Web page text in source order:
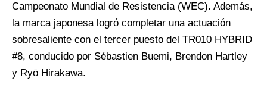
Campeonato Mundial de Resistencia (WEC). Además,
la marca japonesa logró completar una actuación
sobresaliente con el tercer puesto del TR010 HYBRID
#8, conducido por Sébastien Buemi, Brendon Hartley
y Ryō Hirakawa.